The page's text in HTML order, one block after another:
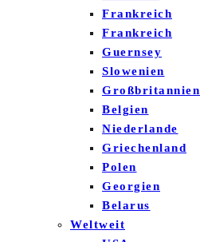
Frankreich
Frankreich
Guernsey
Slowenien
Großbritannien
Belgien
Niederlande
Griechenland
Polen
Georgien
Belarus
Weltweit